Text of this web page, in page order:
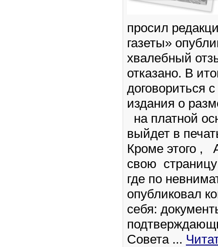
просил
газеты»
хвалебный
отказано. В
договориться
издания о
на платной
выйдет в
Кроме этого ,
свою
где по
опубликовал
себя:
Совета ...